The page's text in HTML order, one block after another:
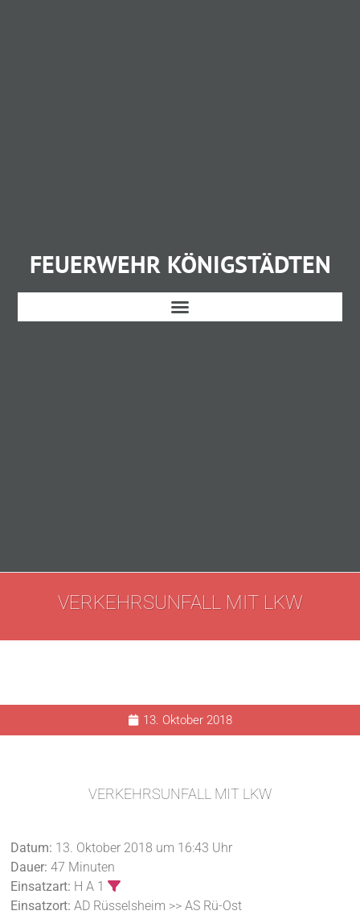
FEUERWEHR KÖNIGSTÄDTEN
VERKEHRSUNFALL MIT LKW
13. Oktober 2018
VERKEHRSUNFALL MIT LKW
Datum: 13. Oktober 2018 um 16:43 Uhr
Dauer: 47 Minuten
Einsatzart: H A 1
Einsatzort: AD Rüsselsheim >> AS Rü-Ost